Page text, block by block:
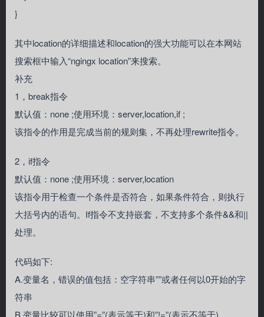
}
其中location的详细描述和location的强大功能可以在本网站
搜索框中输入“ngingx location”来搜索。
补充
1，break指令
默认值：none ;使用环境：server,location,if ;
该指令的作用是完成当前的规则集，不再处理rewrite指令。
2，if指令
默认值：none ;使用环境：server,location
该指令用于检查一个条件是否符合，如果条件符合，则执行
大括号内的语句。If指令不支持嵌套，不支持多个条件&&和||
处理。
代码如下:
A.变量名，错误的值包括：空字符串””或者任何以0开始的字
符串
B.变量比较可以使用”=”(表示等于)和”!=”(表示不等于)